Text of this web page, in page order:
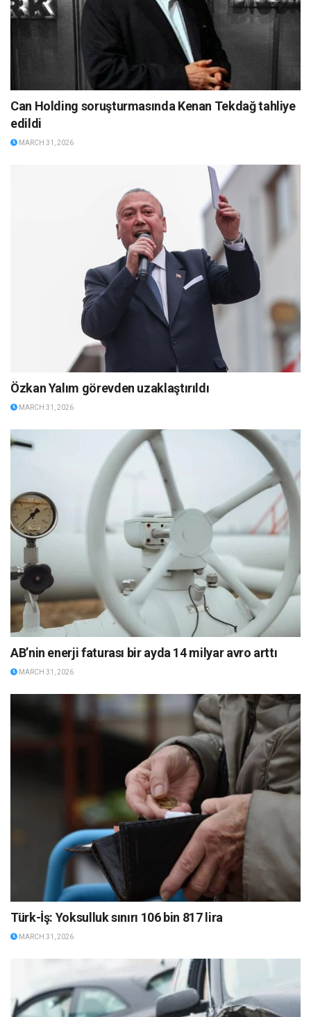
Can Holding soruşturmasında Kenan Tekdağ tahliye
edildi
MARCH 31, 2026
Özkan Yalım görevden uzaklaştırıldı
MARCH 31, 2026
AB’nin enerji faturası bir ayda 14 milyar avro arttı
MARCH 31, 2026
Türk-İş: Yoksulluk sınırı 106 bin 817 lira
MARCH 31, 2026